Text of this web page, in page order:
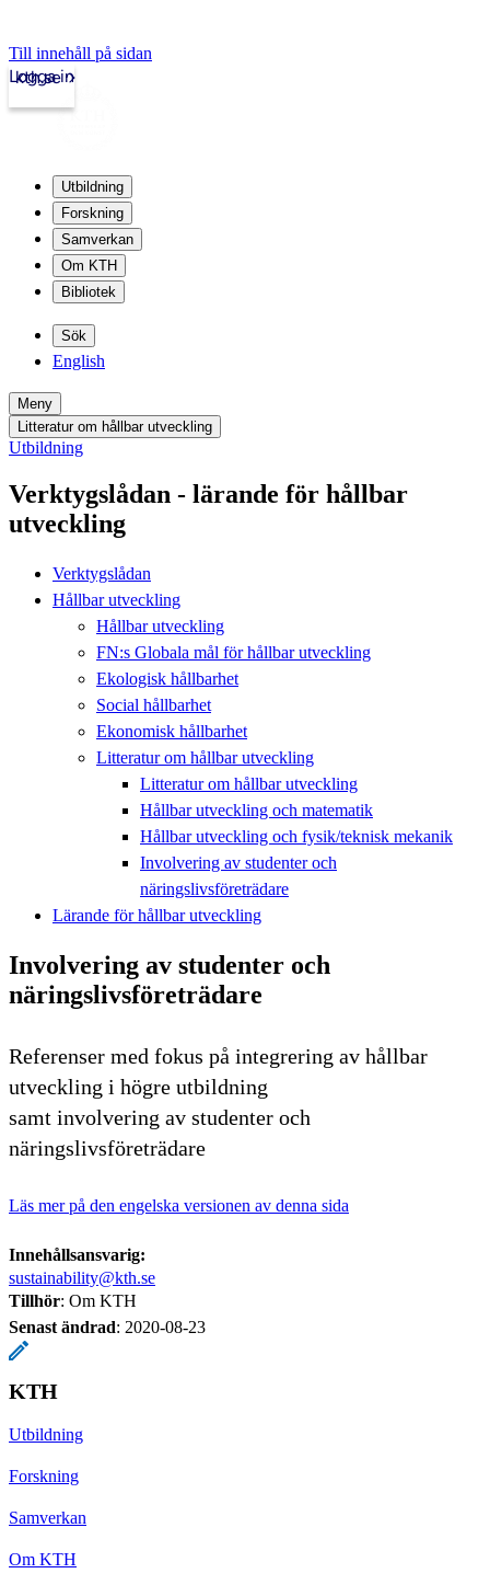
Till innehåll på sidan
kth.se
Logga in
Utbildning
Forskning
Samverkan
Om KTH
Bibliotek
Sök
English
Meny
Litteratur om hållbar utveckling
Utbildning
Verktygslådan - lärande för hållbar
utveckling
Verktygslådan
Hållbar utveckling
Hållbar utveckling
FN:s Globala mål för hållbar utveckling
Ekologisk hållbarhet
Social hållbarhet
Ekonomisk hållbarhet
Litteratur om hållbar utveckling
Litteratur om hållbar utveckling
Hållbar utveckling och matematik
Hållbar utveckling och fysik/teknisk mekanik
Involvering av studenter och
näringslivsföreträdare
Lärande för hållbar utveckling
Involvering av studenter och
näringslivsföreträdare
Referenser med fokus på integrering av hållbar
utveckling i högre utbildning
samt involvering av studenter och
näringslivsföreträdare
Läs mer på den engelska versionen av denna sida
Innehållsansvarig:
sustainability@kth.se
Tillhör: Om KTH
Senast ändrad: 2020-08-23
KTH
Utbildning
Forskning
Samverkan
Om KTH